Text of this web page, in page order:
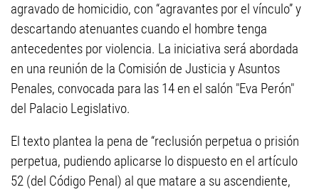
agravado de homicidio, con “agravantes por el vínculo” y
descartando atenuantes cuando el hombre tenga
antecedentes por violencia. La iniciativa será abordada
en una reunión de la Comisión de Justicia y Asuntos
Penales, convocada para las 14 en el salón "Eva Perón"
del Palacio Legislativo.
El texto plantea la pena de “reclusión perpetua o prisión
perpetua, pudiendo aplicarse lo dispuesto en el artículo
52 (del Código Penal) al que matare a su ascendiente,